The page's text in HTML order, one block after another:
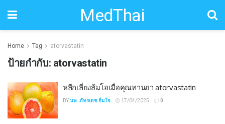
MedThai
Home Tag atorvastatin
ป้ายกำกับ: atorvastatin
หลีกเลี่ยงส้มโอเมื่อคุณทานยา atorvastatin
BYนพ. ภัทรเดช อิ่มใจ 17/04/2025 0